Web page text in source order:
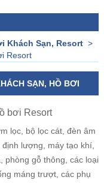
Khách Sạn, Resort>
Resort
SẠN, HỒ BƠI
bơi Resort
lọc, bộ lọc cát, đèn âm
lượng, máy tạo khí,
phòng gỗ thông, các loại
máng trượt, các phụ